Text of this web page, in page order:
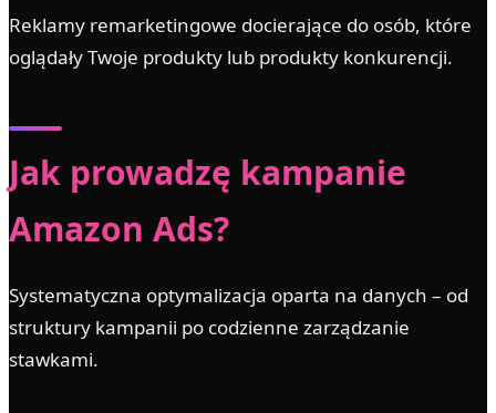
Reklamy remarketingowe docierające do osób, które
oglądały Twoje produkty lub produkty konkurencji.
Jak prowadzę kampanie
Amazon Ads?
Systematyczna optymalizacja oparta na danych – od
struktury kampanii po codzienne zarządzanie
stawkami.